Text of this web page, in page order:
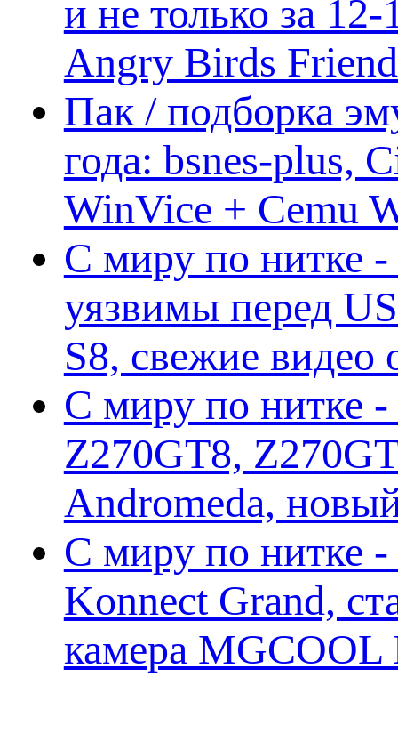
и не только за
Angry Birds
Пак / подборка
года: bsnes-plus,
WinVice + Cemu
С миру по нитке
уязвимы перед
S8, свежие
С миру по нитке -
Z270GT8,
Andromeda,
С миру по нитке -
Konnect Grand,
камера MGCOOL